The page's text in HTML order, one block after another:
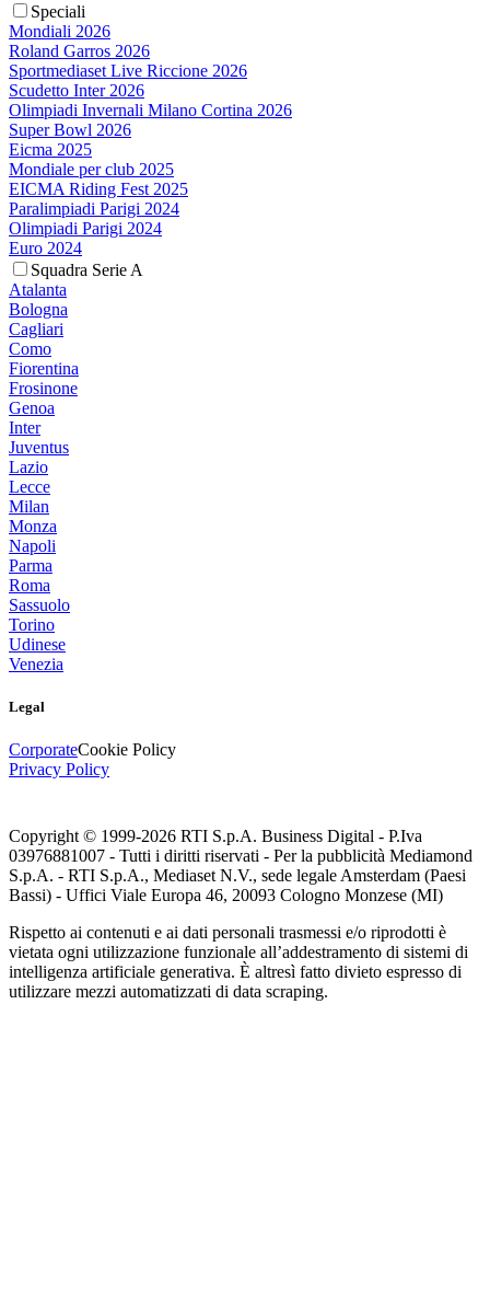
Speciali
Mondiali 2026
Roland Garros 2026
Sportmediaset Live Riccione 2026
Scudetto Inter 2026
Olimpiadi Invernali Milano Cortina 2026
Super Bowl 2026
Eicma 2025
Mondiale per club 2025
EICMA Riding Fest 2025
Paralimpiadi Parigi 2024
Olimpiadi Parigi 2024
Euro 2024
Squadra Serie A
Atalanta
Bologna
Cagliari
Como
Fiorentina
Frosinone
Genoa
Inter
Juventus
Lazio
Lecce
Milan
Monza
Napoli
Parma
Roma
Sassuolo
Torino
Udinese
Venezia
Legal
CorporateCookie Policy
Privacy Policy
Copyright © 1999-2026 RTI S.p.A. Business Digital - P.Iva
03976881007 - Tutti i diritti riservati - Per la pubblicità Mediamond
S.p.A. - RTI S.p.A., Mediaset N.V., sede legale Amsterdam (Paesi
Bassi) - Uffici Viale Europa 46, 20093 Cologno Monzese (MI)
Rispetto ai contenuti e ai dati personali trasmessi e/o riprodotti è
vietata ogni utilizzazione funzionale all’addestramento di sistemi di
intelligenza artificiale generativa. È altresì fatto divieto espresso di
utilizzare mezzi automatizzati di data scraping.